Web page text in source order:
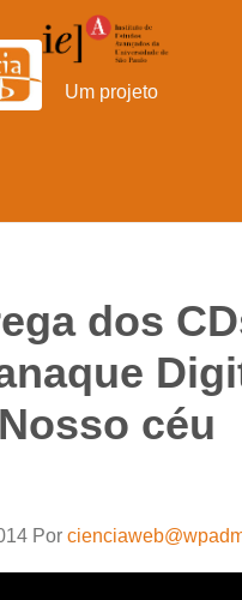
Um projeto
dos
Nosso céu
Por